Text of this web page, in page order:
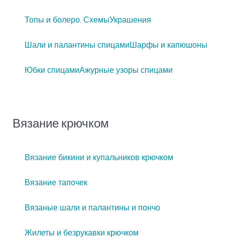
Топы и болеро. СхемыУкрашения
Шали и палантины спицамиШарфы и капюшоны
Юбки спицамиАжурные узоры спицами
Вязание крючком
Вязание бикини и купальников крючком
Вязание тапочек
Вязаные шали и палантины и пончо
Жилеты и безрукавки крючком